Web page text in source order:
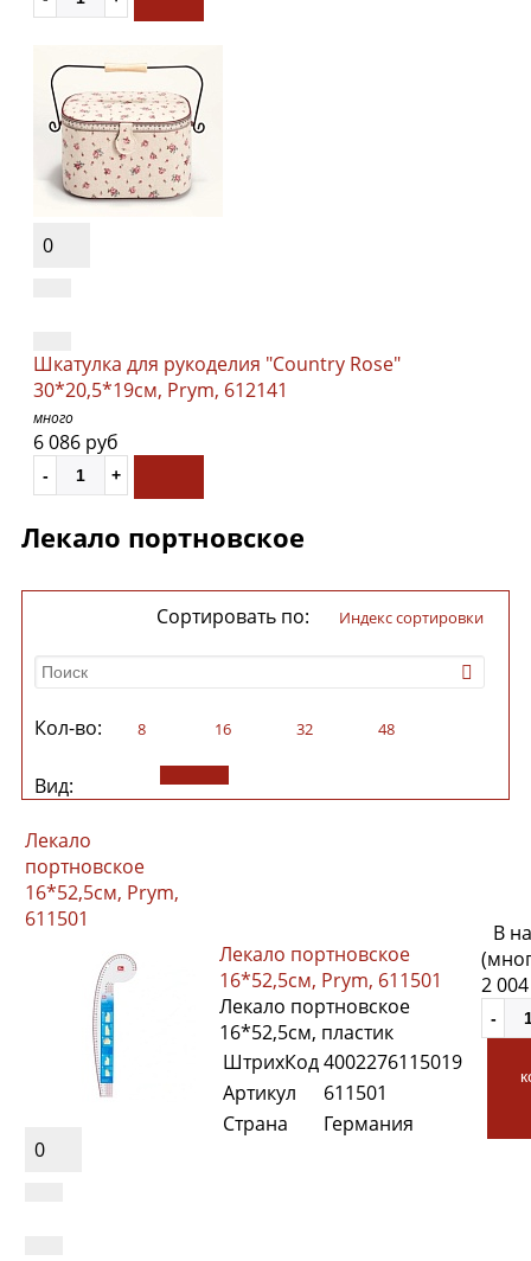
0
Шкатулка для рукоделия "Country Rose"
30*20,5*19см, Prym, 612141
много
6 086 руб
Лекало портновское
Сортировать по: индекс сортировки
Кол-во: 8 16 32 48
Вид:
Лекало
портновское
16*52,5см, Prym,
611501
0
Лекало портновское
16*52,5см, Prym, 611501
Лекало портновское
16*52,5см, пластик
ШтрихКод4002276115019
Артикул
611501
Страна
Германия
В
2